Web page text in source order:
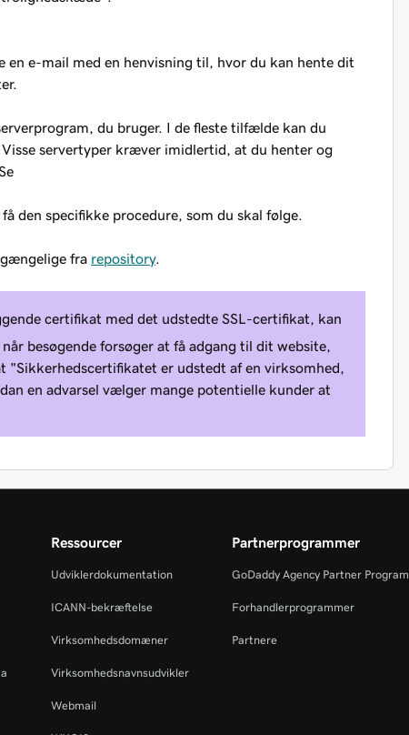
e-mail med en henvisning til, hvor du kan hente dit
du bruger. I de fleste tilfælde kan du
servertyper kræver imidlertid, at du henter og
den specifikke procedure, som du skal følge.
fra repository.
certifikat med det udstedte SSL-certifikat, kan
besøgende forsøger at få adgang til dit website,
"Sikkerhedscertifikatet er udstedt af en virksomhed,
en advarsel vælger mange potentielle kunder at
Ressourcer
Udviklerdokumentation
ICANN-bekræftelse
Virksomhedsdomæner
Virksomhedsnavnsudvikler
Webmail
Partnerprogrammer
GoDaddy Agency Partner Program
Forhandlerprogrammer
Partnere